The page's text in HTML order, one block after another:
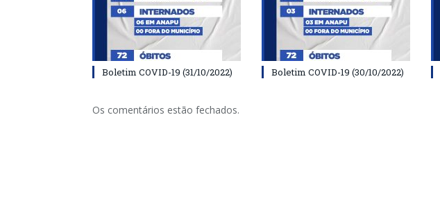
Boletim COVID-19 (31/10/2022) Boletim COVID-19 (30/10/2022)
Os comentários estão fechados.